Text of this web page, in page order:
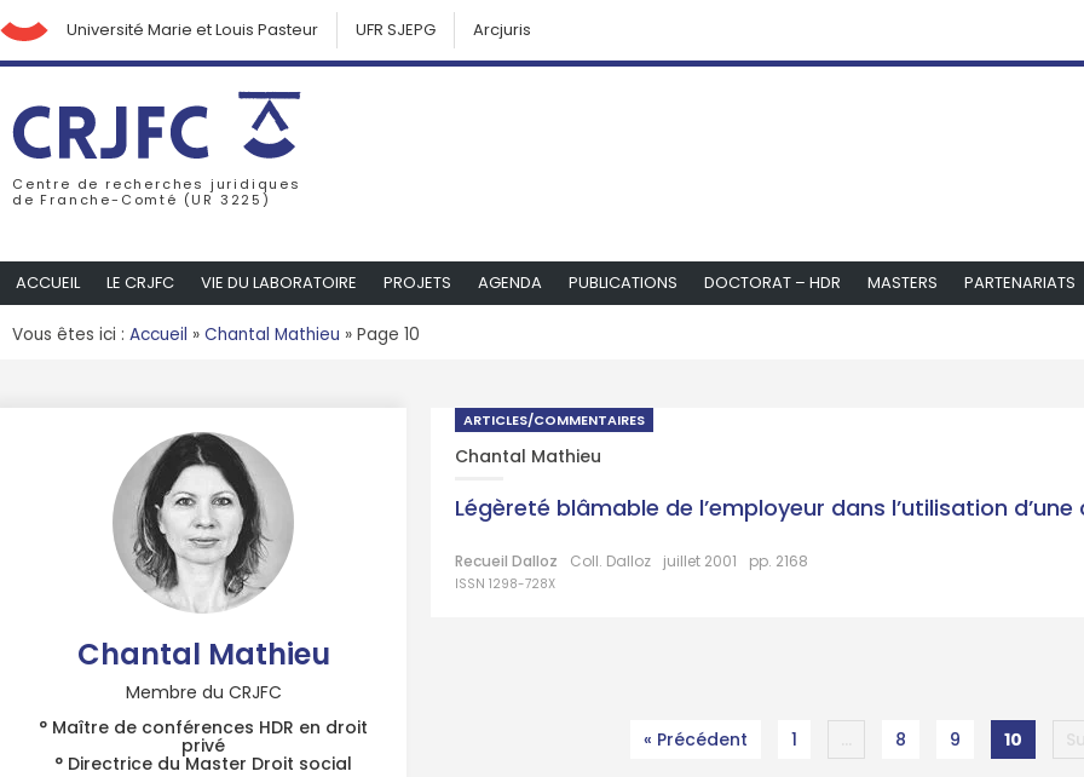
Université Marie et Louis Pasteur UFR SJEPG Arcjuris
Centre de recherches juridiques
de Franche-Comté (UR 3225)
ACCUEIL LE CRJFC VIE DU LABORATOIRE PROJETS AGENDA PUBLICATIONS DOCTORAT – HDR MASTERS PARTENARIATS
Vous êtes ici : Accueil » Chantal Mathieu » Page 10
Chantal Mathieu
Membre du CRJFC
° Maître de conférences HDR en droit
privé
° Directrice du Master Droit social
ARTICLES/COMMENTAIRES
Chantal Mathieu
Légèreté blâmable de l’employeur dans l’utilisation
Recueil Dalloz Coll. Dalloz juillet 2001 pp. 2168
ISSN 1298-728X
« Précédent 1 8 9 10